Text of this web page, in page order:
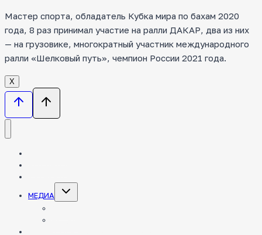
Мастер спорта, обладатель Кубка мира по бахам 2020
года, 8 раз принимал участие на ралли ДАКАР, два из них
— на грузовике, многократный участник международного
ралли «Шелковый путь», чемпион России 2021 года.
Х
МЕДИА
Toggle